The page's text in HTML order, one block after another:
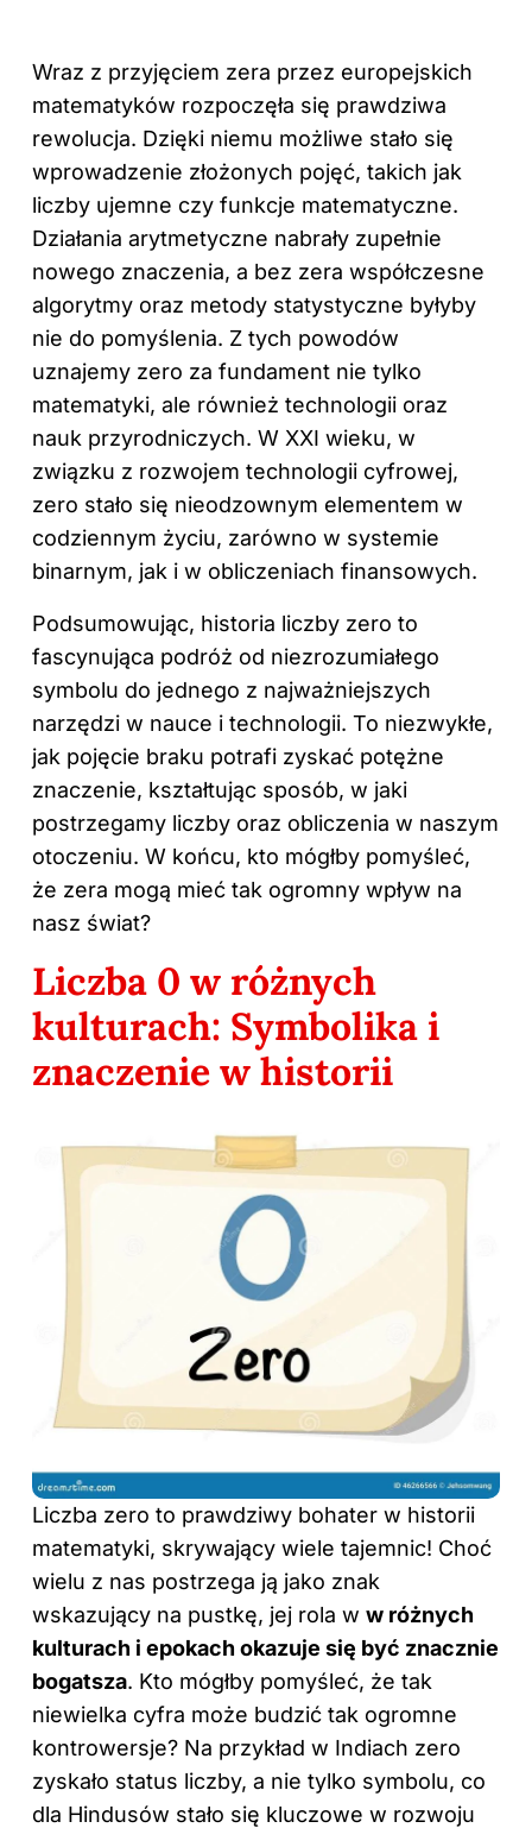
Wraz z przyjęciem zera przez europejskich
matematyków rozpoczęła się prawdziwa
rewolucja. Dzięki niemu możliwe stało się
wprowadzenie złożonych pojęć, takich jak
liczby ujemne czy funkcje matematyczne.
Działania arytmetyczne nabrały zupełnie
nowego znaczenia, a bez zera współczesne
algorytmy oraz metody statystyczne byłyby
nie do pomyślenia. Z tych powodów
uznajemy zero za fundament nie tylko
matematyki, ale również technologii oraz
nauk przyrodniczych. W XXI wieku, w
związku z rozwojem technologii cyfrowej,
zero stało się nieodzownym elementem w
codziennym życiu, zarówno w systemie
binarnym, jak i w obliczeniach finansowych.
Podsumowując, historia liczby zero to
fascynująca podróż od niezrozumiałego
symbolu do jednego z najważniejszych
narzędzi w nauce i technologii. To niezwykłe,
jak pojęcie braku potrafi zyskać potężne
znaczenie, kształtując sposób, w jaki
postrzegamy liczby oraz obliczenia w naszym
otoczeniu. W końcu, kto mógłby pomyśleć,
że zera mogą mieć tak ogromny wpływ na
nasz świat?
Liczba 0 w różnych
kulturach: Symbolika i
znaczenie w historii
Liczba zero to prawdziwy bohater w historii
matematyki, skrywający wiele tajemnic! Choć
wielu z nas postrzega ją jako znak
wskazujący na pustkę, jej rola w w różnych
kulturach i epokach okazuje się być znacznie
bogatsza. Kto mógłby pomyśleć, że tak
niewielka cyfra może budzić tak ogromne
kontrowersje? Na przykład w Indiach zero
zyskało status liczby, a nie tylko symbolu, co
dla Hindusów stało się kluczowe w rozwoju